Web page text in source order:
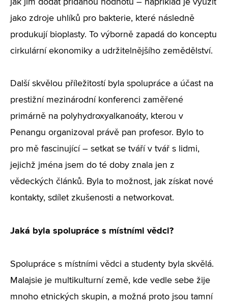
jak jim dodat přidanou hodnotu – například je využít
jako zdroje uhlíků pro bakterie, které následně
produkují bioplasty. To výborně zapadá do konceptu
cirkulární ekonomiky a udržitelnějšího zemědělství.
Další skvělou příležitostí byla spolupráce a účast na
prestižní mezinárodní konferenci zaměřené
primárně na polyhydroxyalkanoáty, kterou v
Penangu organizoval právě pan profesor. Bylo to
pro mě fascinující – setkat se tváří v tvář s lidmi,
jejichž jména jsem do té doby znala jen z
vědeckých článků. Byla to možnost, jak získat nové
kontakty, sdílet zkušenosti a networkovat.
Jaká byla spolupráce s místními vědci?
Spolupráce s místními vědci a studenty byla skvělá.
Malajsie je multikulturní země, kde vedle sebe žije
mnoho etnických skupin, a možná proto jsou tamní